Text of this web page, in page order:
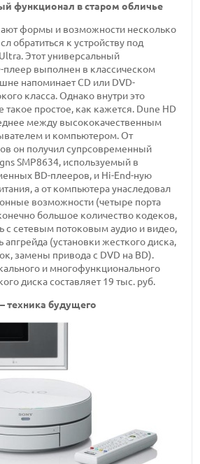
функционал в старом обличье
формы и возможности несколько
обратиться к устройству под
Этот универсальный
выполнен в классическом
напоминает CD или DVD-
класса. Однако внутри это
такое простое, как кажется. Dune HD
между высококачественным
и компьютером. От
он получил супрсовременный
SMP8634, используемый в
BD-плееров, и Hi-End-ную
а от компьютера унаследовал
возможности (четыре порта
большое количество кодеков,
с сетевым потоковым аудио и видео,
(установки жесткого диска,
замены привода с DVD на BD).
и многофункционального
диска составляет 19 тыс. руб.
техника будущего